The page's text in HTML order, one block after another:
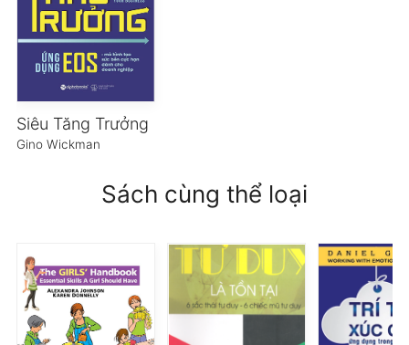
Siêu Tăng Trưởng
Gino Wickman
Sách cùng thể loại